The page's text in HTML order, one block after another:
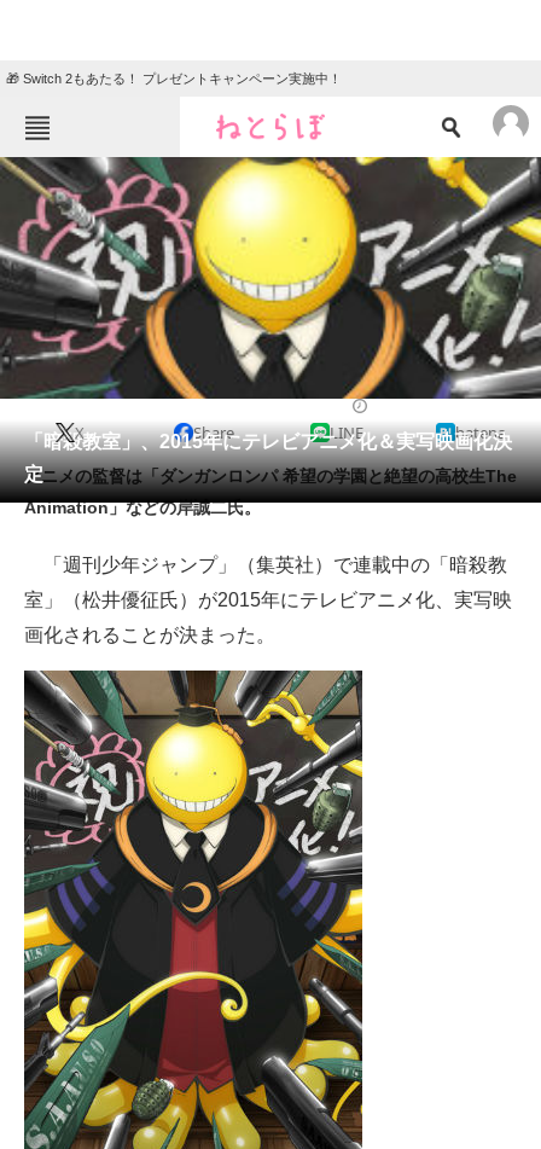
🎁 Switch 2もあたる！ プレゼントキャンペーン実施中！
ねとらぼメニュー
TOP
エンタメ クイズ
グルメ 地域
住まい 教育・育児
動物 リサーチ
会員記事
メディア
ITの今と未来を見通す
スマホと通信の最新トレンド
進化するPCとデバイスの未来
好きが集まる 比べて選べる
ビジネスと働き方のヒント
AI活用のいまが分かる
企業ITのトレンドを詳説
経営リーダーのコミュニティ
マーケ×ITの今がよく分かる
ITエンジニア向け専門サイト
企業向けIT製品の総合サイト
「暗殺教室」、2015年にテレビアニメ化＆実写映画化決
定
X Share LINE hatena
アニメの監督は「ダンガンロンパ 希望の学園と絶望の高校生The
Animation」などの岸誠二氏。
「週刊少年ジャンプ」（集英社）で連載中の「暗殺教
室」（松井優征氏）が2015年にテレビアニメ化、実写映
画化されることが決まった。